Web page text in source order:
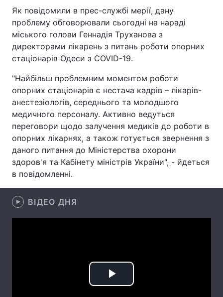
Україна Політика
Економіка Світ
Спорт Наука
Зброя Інциденти
Здоров'я Туризм
Цікавинки Погода
Екологія Регіони
Як повідомили в прес-службі мерії, дану
проблему обговорювали сьогодні на нараді
міського голови Геннадія Труханова з
директорами лікарень з питань роботи опорних
стаціонарів Одеси з COVID-19.
"Найбільш проблемним моментом роботи
опорних стаціонарів є нестача кадрів – лікарів-
анестезіологів, середнього та молодшого
медичного персоналу. Активно ведуться
переговори щодо залучення медиків до роботи в
опорних лікарнях, а також готується звернення з
даного питання до Міністерства охорони
здоров'я та Кабінету міністрів України", - йдеться
в повідомленні.
ВІДЕО ДНЯ
Play